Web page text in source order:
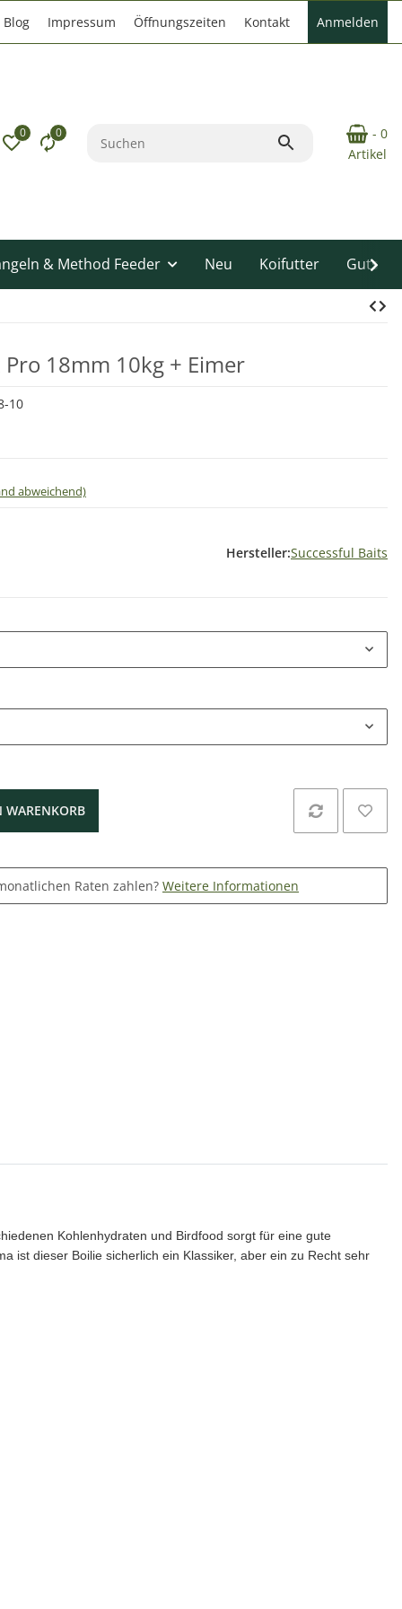
Blog Impressum Öffnungszeiten Kontakt Anmelden
0 0
- 0
Artikel
& Method Feeder Neu Koifutter
18mm 10kg + Eimer
10
abweichend)
Hersteller:Successful Baits
WARENKORB
Raten zahlen? Weitere Informationen
Kohlenhydraten und Birdfood sorgt für eine gute
ist dieser Boilie sicherlich ein Klassiker, aber ein zu Recht sehr